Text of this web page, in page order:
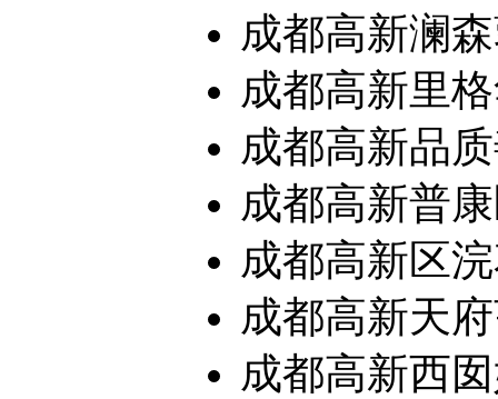
成都高新澜
成都高新里
成都高新品
成都高新普
成都高新区
成都高新天
成都高新西